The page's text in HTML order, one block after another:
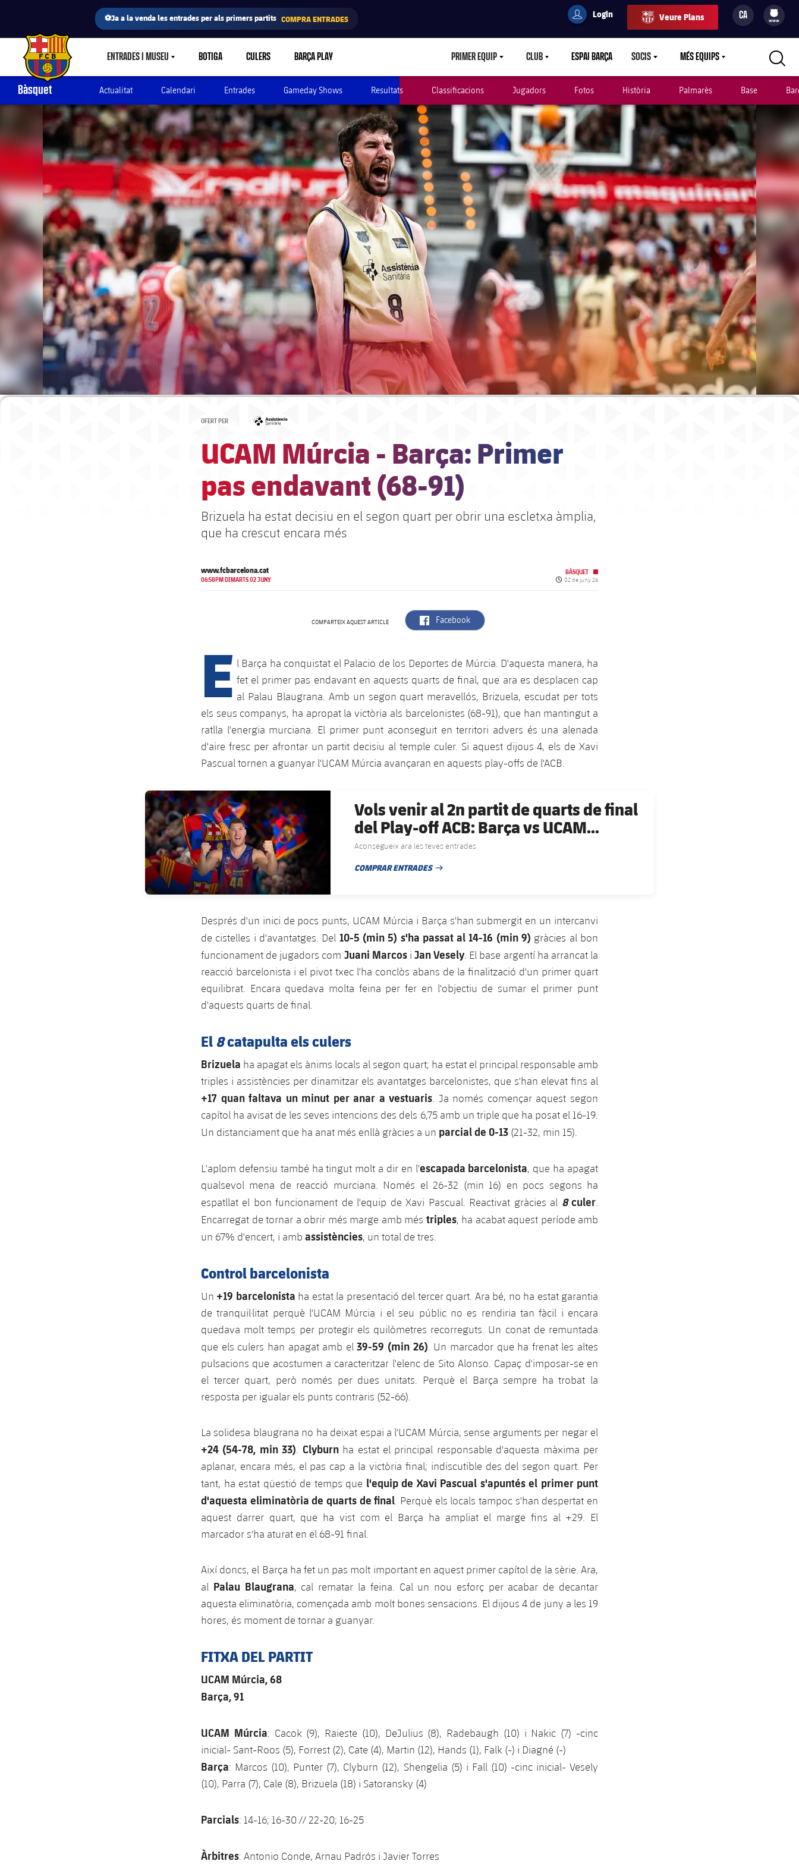
⚽Ja a la venda les entrades per als primers partits COMPRA ENTRADES userCulers
Login Veure Plans CA
filled-badge
www
FC Barcelona club badge ENTRADES I MUSEULABEL.SHARE.CARETDOWN
BOTIGA CULERS BARÇA PLAY PRIMER EQUIPLABEL.ARIA.CARETDOWN
CLUBLABEL.ARIA.CARETDOWN
ESPAI BARÇA SOCISLABEL.ARIA.CARETDOWN
MÉS EQUIPSLABEL.ARIA.CARETDOWN
Bàsquet Actualitat Calendari Entrades Gameday Shows Resultats Classificacions Jugadors Fotos Història Palmarès Base
OFERT PER
UCAM Múrcia - Barça: Primer
pas endavant (68-91)
Brizuela ha estat decisiu en el segon quart per obrir una escletxa àmplia,
que ha crescut encara més
www.fcbarcelona.cat
06:58PM DIMARTS 02 JUNY
BÀSQUET
Data de publicació
02 de juny 26
COMPARTEIX AQUEST ARTICLE label.aria.facebook
Facebook
E l Barça ha conquistat el Palacio de los Deportes de Múrcia. D'aquesta manera, ha
fet el primer pas endavant en aquests quarts de final, que ara es desplacen cap
al Palau Blaugrana. Amb un segon quart meravellós, Brizuela, escudat per tots
els seus companys, ha apropat la victòria als barcelonistes (68-91), que han mantingut a
ratlla l'energia murciana. El primer punt aconseguit en territori advers és una alenada
d'aire fresc per afrontar un partit decisiu al temple culer. Si aquest dijous 4, els de Xavi
Pascual tornen a guanyar l'UCAM Múrcia avançaran en aquests play-offs de l'ACB.
FC Barcelona club badge
Vols venir al 2n partit de quarts de final
del Play-off ACB: Barça vs UCAM
Murcia?
Aconsegueix ara les teves entrades
COMPRAR ENTRADES
DATA DE PUBLICACIÓ
Després d'un inici de pocs punts, UCAM Múrcia i Barça s'han submergit en un intercanvi
de cistelles i d'avantatges. Del 10-5 (min 5) s'ha passat al 14-16 (min 9) gràcies al bon
funcionament de jugadors com Juani MarcosiJan Vesely. El base argentí ha arrancat la
reacció barcelonista i el pivot txec l'ha conclòs abans de la finalització d'un primer quart
equilibrat. Encara quedava molta feina per fer en l'objectiu de sumar el primer punt
d'aquests quarts de final.
El8catapulta els culers
Brizuela ha apagat els ànims locals al segon quart; ha estat el principal responsable amb
triples i assistències per dinamitzar els avantatges barcelonistes, que s'han elevat fins al
+17 quan faltava un minut per anar a vestuaris. Ja només començar aquest segon
capítol ha avisat de les seves intencions des dels 6,75 amb un triple que ha posat el 16-19.
Un distanciament que ha anat més enllà gràcies a un parcial de 0-13 (21-32, min 15).
L'aplom defensiu també ha tingut molt a dir en l'escapada barcelonista, que ha apagat
qualsevol mena de reacció murciana. Només el 26-32 (min 16) en pocs segons ha
espatllat el bon funcionament de l'equip de Xavi Pascual. Reactivat gràcies al 8culer.
Encarregat de tornar a obrir més marge amb més triples, ha acabat aquest període amb
un 67% d'encert, i amb assistències, un total de tres.
Control barcelonista
Un +19 barcelonista ha estat la presentació del tercer quart. Ara bé, no ha estat garantia
de tranquil·litat perquè l'UCAM Múrcia i el seu públic no es rendiria tan fàcil i encara
quedava molt temps per protegir els quilòmetres recorreguts. Un conat de remuntada
que els culers han apagat amb el39-59 (min 26). Un marcador que ha frenat les altes
pulsacions que acostumen a caracteritzar l'elenc de Sito Alonso. Capaç d'imposar-se en
el tercer quart, però només per dues unitats. Perquè el Barça sempre ha trobat la
resposta per igualar els punts contraris (52-66).
La solidesa blaugrana no ha deixat espai a l'UCAM Múrcia, sense arguments per negar el
+24 (54-78, min 33). Clyburn ha estat el principal responsable d'aquesta màxima per
aplanar, encara més, el pas cap a la victòria final; indiscutible des del segon quart. Per
tant, ha estat qüestió de temps que l'equip de Xavi Pascual s'apuntés el primer punt
d'aquesta eliminatòria de quarts de final. Perquè els locals tampoc s'han despertat en
aquest darrer quart, que ha vist com el Barça ha ampliat el marge fins al +29. El
marcador s'ha aturat en el 68-91 final.
Així doncs, el Barça ha fet un pas molt important en aquest primer capítol de la sèrie. Ara,
al Palau Blaugrana, cal rematar la feina. Cal un nou esforç per acabar de decantar
aquesta eliminatòria, començada amb molt bones sensacions. El dijous 4 de juny a les 19
hores, és moment de tornar a guanyar.
FITXA DEL PARTIT
UCAM Múrcia, 68
Barça, 91
UCAM Múrcia: Cacok (9), Raieste (10), DeJulius (8), Radebaugh (10) i Nakic (7) -cinc
inicial- Sant-Roos (5), Forrest (2), Cate (4), Martin (12), Hands (1), Falk (-) i Diagné (-)
Barça: Marcos (10), Punter (7), Clyburn (12), Shengelia (5) i Fall (10) -cinc inicial- Vesely
(10), Parra (7), Cale (8), Brizuela (18) i Satoransky (4)
Parcials: 14-16; 16-30 // 22-20; 16-25
Àrbitres: Antonio Conde, Arnau Padrós i Javier Torres